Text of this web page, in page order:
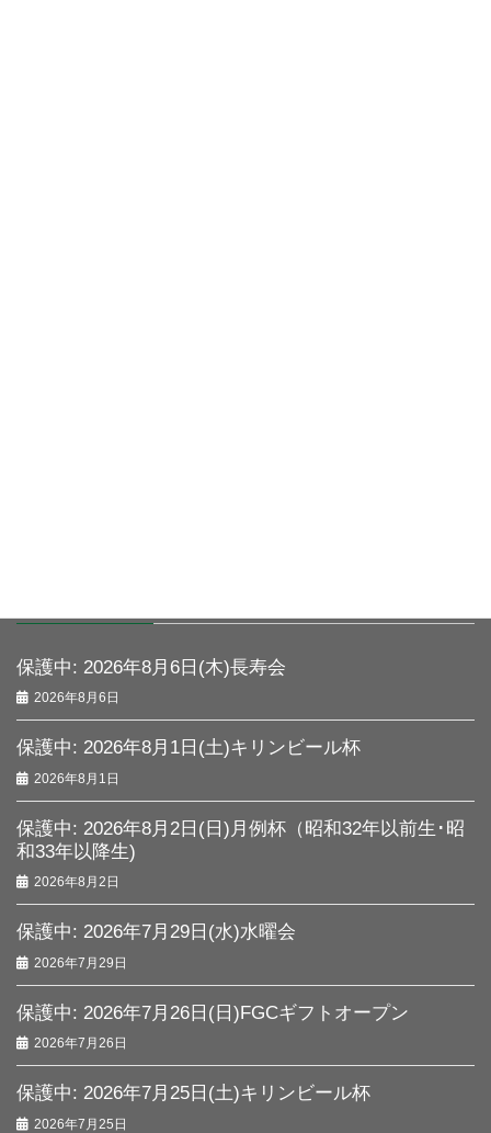
保護中: 2026年8月6日(木)長寿会
2026年8月6日
保護中: 2026年8月1日(土)キリンビール杯
2026年8月1日
保護中: 2026年8月2日(日)月例杯（昭和32年以前生･昭
和33年以降生)
2026年8月2日
保護中: 2026年7月29日(水)水曜会
2026年7月29日
保護中: 2026年7月26日(日)FGCギフトオープン
2026年7月26日
保護中: 2026年7月25日(土)キリンビール杯
2026年7月25日